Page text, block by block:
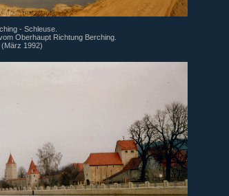
- Schleuse.
Oberhaupt Richtung Berching.
(März 1992)